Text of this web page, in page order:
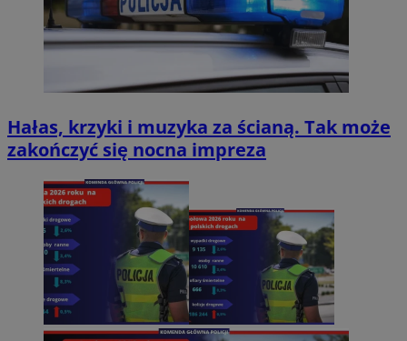
Hałas, krzyki i muzyka za ścianą. Tak może
zakończyć się nocna impreza